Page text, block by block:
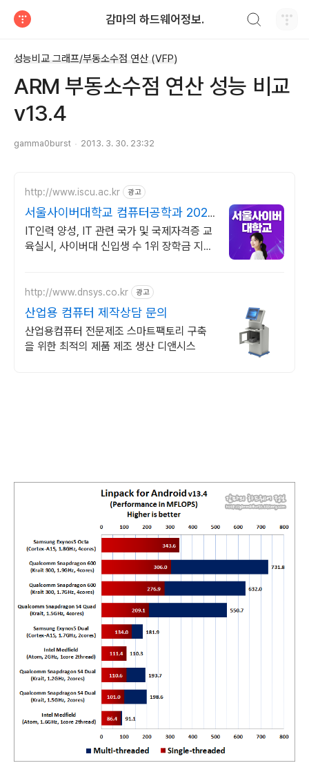
감마의 하드웨어정보.
성능비교 그래프/부동소수점 연산 (VFP)
ARM 부동소수점 연산 성능 비교
v13.4
gamma0burst 2013. 3. 30. 23:32
http://www.iscu.ac.kr 광고
서울사이버대학교 컴퓨터공학과 2026
가을학기 신편입생
IT인력 양성, IT 관련 국가 및 국제자격증 교
육실시, 사이버대 신입생 수 1위 장학금 지급
http://www.dnsys.co.kr 광고
산업용 컴퓨터 제작상담 문의
산업용컴퓨터 전문제조 스마트팩토리 구축
을 위한 최적의 제품 제조 생산 디앤시스